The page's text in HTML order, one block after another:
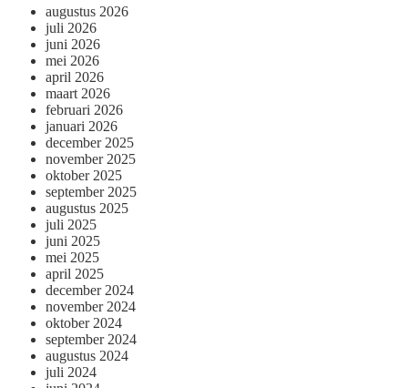
augustus 2026
juli 2026
juni 2026
mei 2026
april 2026
maart 2026
februari 2026
januari 2026
december 2025
november 2025
oktober 2025
september 2025
augustus 2025
juli 2025
juni 2025
mei 2025
april 2025
december 2024
november 2024
oktober 2024
september 2024
augustus 2024
juli 2024